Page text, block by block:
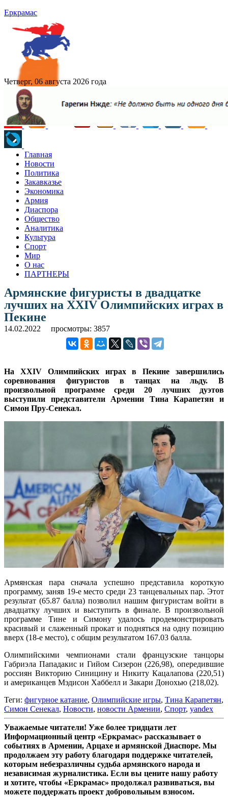
Еркрамас
Четверг, 06 августа 2026 года
Главная
Новости
Политика
Закавказье
Экономика
Армия
Диаспора
Общество
Аналитика
Культура
Спорт
Мир
О нас
ПАРТНЕРЫ
Армянские фигуристы в двадцатке
лучших на XXIV Олимпийских играх в
Пекине
14.02.2022 просмотры: 3857
На XXIV Олимпийских играх в Пекине завершились
соревнования фигуристов в танцах на льду. В
произвольной программе среди 20 лучших дуэтов
выступили представители Армении Тина Карапетян и
Симон Пру-Сенекал.
Армянская пара сначала успешно представила короткую
программу, заняв 19-е место среди 23 танцевальных пар. Этот
результат (65.87 балла) позволил нашим фигуристам войти в
двадцатку лучших и выступить в финале. В произвольной
программе Тине и Симону удалось продемонстрировать
красивый и слаженный прокат и подняться на одну позицию
вверх (18-е место), с общим результатом 167.03 балла.
Олимпийскими чемпионами стали французские танцоры
Габриэла Пападакис и Гийом Сизерон (226,98), опередившие
россиян Викторию Синицину и Никиту Кацалапова (220,51)
и американцев Мэдисон Хаббелл и Закари Донохью (218,02).
Теги: фигурное катание, Олимпийские игры, Тина Карапетян,
Симон Сенекал, Новости, новости Армении, Спорт, yandex
Уважаемые читатели! Уже более тридцати лет
Информационный центр «Еркрамас» рассказывает о
событиях в Армении, Арцахе и армянской Диаспоре. Мы
продолжаем эту работу благодаря поддержке читателей,
которым небезразличны судьба армянского народа и
независимая журналистика. Если вы цените нашу работу
и хотите, чтобы «Еркрамас» продолжал развиваться, вы
можете поддержать проект добровольным взносом.